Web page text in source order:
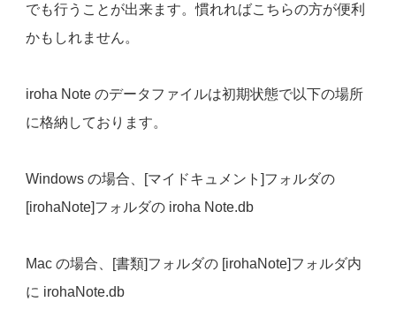
でも行うことが出来ます。慣れればこちらの方が便利
かもしれません。
iroha Note のデータファイルは初期状態で以下の場所
に格納しております。
Windows の場合、[マイドキュメント]フォルダの
[irohaNote]フォルダの iroha Note.db
Mac の場合、[書類]フォルダの [irohaNote]フォルダ内
に irohaNote.db